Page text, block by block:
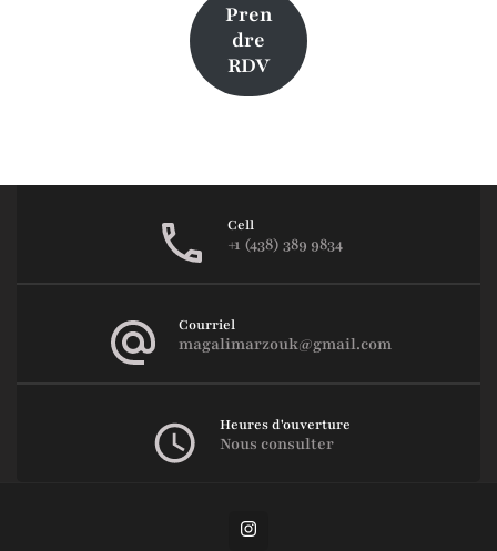
Pren
dre
RDV
Cell
+1 (438) 389 9834
Courriel
magalimarzouk@gmail.com
Heures d'ouverture
Nous consulter